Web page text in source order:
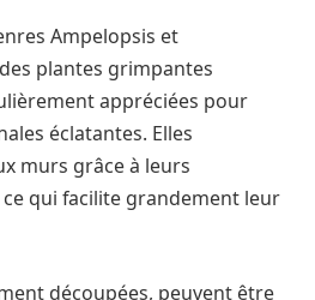
Ampelopsis et
plantes grimpantes
appréciées pour
éclatantes. Elles
murs grâce à leurs
qui facilite grandement leur
découpées, peuvent être